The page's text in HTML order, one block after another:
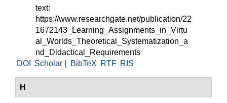
text:
https://www.researchgate.net/publication/22
1672143_Learning_Assignments_in_Virtu
al_Worlds_Theoretical_Systematization_a
nd_Didactical_Requirements
DOI
Scholar | BibTeX RTF RIS
H